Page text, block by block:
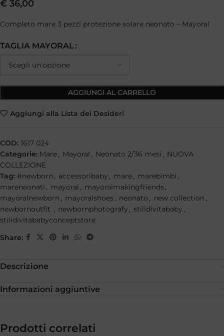
€ 36,00
Completo mare 3 pezzi protezione solare neonato – Mayoral
TAGLIA MAYORAL
AGGIUNGI AL CARRELLO
Aggiungi alla Lista dei Desideri
COD: 1617 024
Categorie: Mare, Mayoral , Neonato 2/36 mesi , NUOVA
COLLEZIONE
Tag: #newborn , accessoribaby , mare, marebimbi ,
mareneonati , mayoral , mayoralmakingfriends ,
mayoralnewborn , mayoralshoes , neonato , new collection ,
newbornoutfit , newbornphotografy , stilidivitababy ,
stilidivitababyconceptstore
Share:
Descrizione
Informazioni aggiuntive
Prodotti correlati